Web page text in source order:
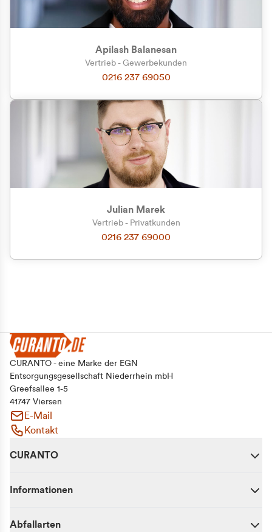
Zu welcher Kundengruppe
gehören Sie?
Privatkunde (inkl. MwSt.)
Geschäftskunde (exkl. MwSt.)
Apilash Balanesan
Vertrieb - Gewerbekunden
0216 237 69050
Julian Marek
Vertrieb - Privatkunden
0216 237 69000
CURANTO - eine Marke der EGN
Entsorgungsgesellschaft Niederrhein mbH
Greefsallee 1-5
41747 Viersen
E-Mail
Kontakt
CURANTO
Informationen
Abfallarten